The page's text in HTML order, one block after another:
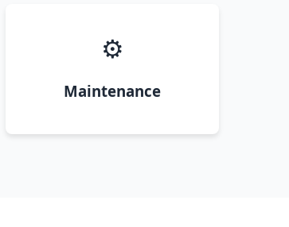
⚙️
Maintenance